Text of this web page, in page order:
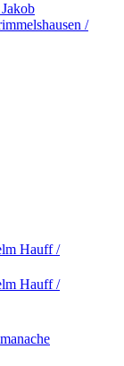
/
Hauff /
Hauff /